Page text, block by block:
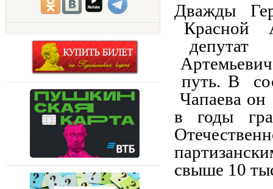
Дважды
Красной
депутат
путь. В
Чапаева он
в годы
свыше 10